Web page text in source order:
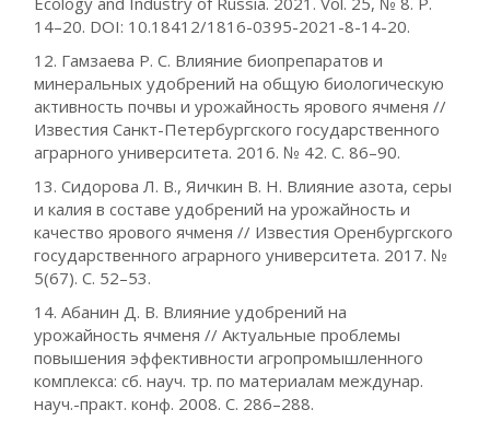
14–20. DOI: 10.18412/1816-0395-2021-8-14-20.
12. Гамзаева Р. С. Влияние биопрепаратов и
минеральных удобрений на общую биологическую
активность почвы и урожайность ярового ячменя //
Известия Санкт-Петербургского государственного
аграрного университета. 2016. № 42. С. 86–90.
13. Сидорова Л. В., Яичкин В. Н. Влияние азота, серы
и калия в составе удобрений на урожайность и
качество ярового ячменя // Известия Оренбургского
государственного аграрного университета. 2017. №
5(67). С. 52–53.
14. Абанин Д. В. Влияние удобрений на
урожайность ячменя // Актуальные проблемы
повышения эффективности агропромышленного
комплекса: сб. науч. тр. по материалам междунар.
науч.-практ. конф. 2008. С. 286–288.